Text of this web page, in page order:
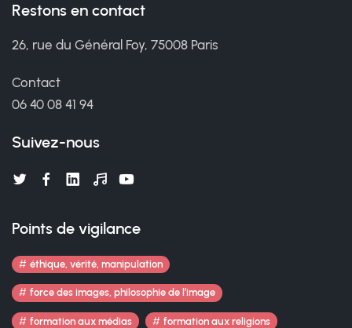
Restons en contact
26, rue du Général Foy, 75008 Paris
Contact
06 40 08 41 94
Suivez-nous
Points de vigilance
éthique, vérité, manipulation
force des images, philosophie de l’image
formation aux médias formation aux religions